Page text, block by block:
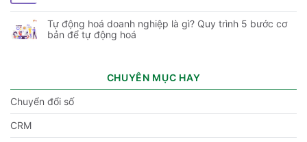
Tự động hoá doanh nghiệp là gì? Quy trình 5 bước cơ
bản để tự động hoá
CHUYÊN MỤC HAY
Chuyển đổi số
CRM